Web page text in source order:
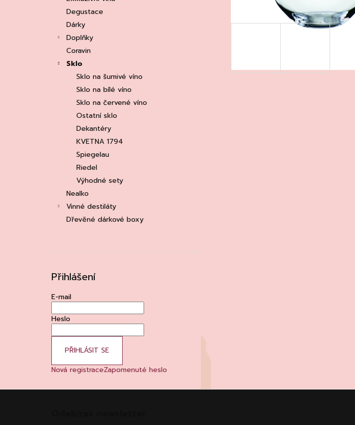
Degustace
Dárky
Doplňky
Coravin
Sklo
Sklo na šumivé víno
Sklo na bílé víno
Sklo na červené víno
Ostatní sklo
Dekantéry
KVETNA 1794
Spiegelau
Riedel
Výhodné sety
Nealko
Vinné destiláty
Dřevěné dárkové boxy
Přihlášení
E-mail
Heslo
PŘIHLÁSIT SE
Nová registraceZapomenuté heslo
Původně: 335 Kč
Z